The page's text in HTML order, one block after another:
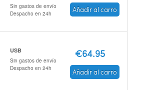
Sin gastos de envío
Despacho en 24h
Añadir al carro
USB
Sin gastos de envío
Despacho en 24h
€64.95
Añadir al carro